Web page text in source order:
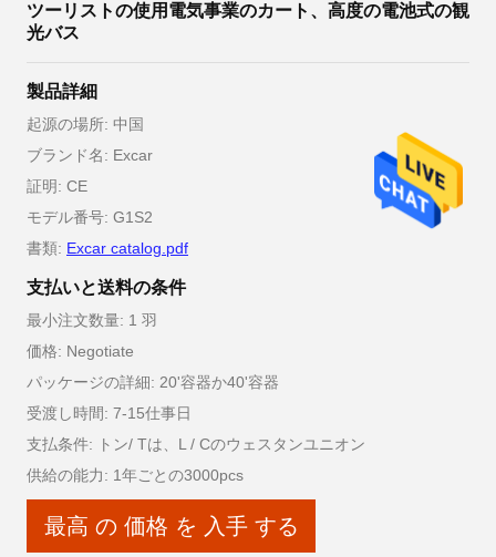
ツーリストの使用電気事業のカート、高度の電池式の観
光バス
製品詳細
起源の場所: 中国
ブランド名: Excar
証明: CE
モデル番号: G1S2
書類: Excar catalog.pdf
支払いと送料の条件
最小注文数量: 1 羽
価格: Negotiate
パッケージの詳細: 20'容器か40'容器
受渡し時間: 7-15仕事日
支払条件: トン/ Tは、L / Cのウェスタンユニオン
供給の能力: 1年ごとの3000pcs
最高 の 価格 を 入手 する